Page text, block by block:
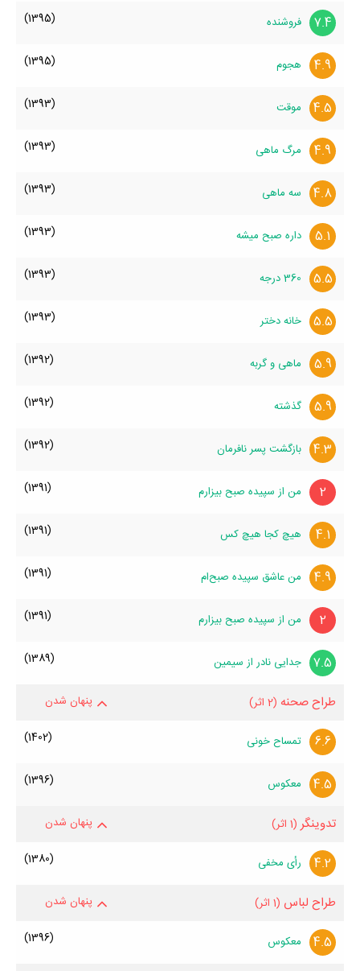
7.4 فروشنده (1395)
4.9 هجوم (1395)
4.5 موقت (1393)
4.9 مرگ ماهی (1393)
4.8 سه ماهی (1393)
5.1 داره صبح میشه (1393)
5.5 360 درجه (1393)
5.5 خانه دختر (1393)
5.9 ماهی و گربه (1392)
5.9 گذشته (1392)
4.3 بازگشت پسر نافرمان (1392)
2 من از سپیده صبح بیزارم (1391)
4.1 هیچ کجا هیچ کس (1391)
4.9 من عاشق سپیده صبح‌ام (1391)
2 من از سپیده صبح بیزارم (1391)
7.5 جدایی نادر از سیمین (1389)
طراح صحنه (2 اثر) پنهان شدن
6.6 تمساح خونی (1402)
4.5 معکوس (1396)
تدوینگر (1 اثر) پنهان شدن
4.2 رأی مخفی (1380)
طراح لباس (1 اثر) پنهان شدن
4.5 معکوس (1396)